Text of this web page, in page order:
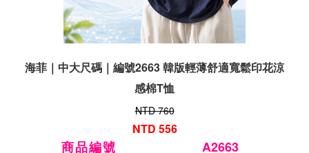
海菲｜中大尺碼｜編號2663 韓版輕薄舒適寬鬆印花涼
感棉T恤
NTD 760
NTD 556
商品編號 A2663